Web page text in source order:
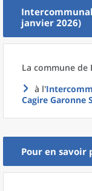
janvier 2026)
La commune de
à l'
Cagire Garonne
Pour en savoir